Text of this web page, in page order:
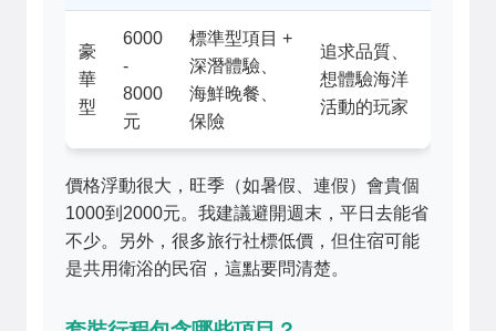
豪
華
型
6000
-
8000
元
標準型項目 +
深潛體驗、
海鮮晚餐、
保險
追求品質、
想體驗海洋
活動的玩家
價格浮動很大，旺季（如暑假、連假）會貴個
1000到2000元。我建議避開週末，平日去能省
不少。另外，很多旅行社標低價，但住宿可能
是共用衛浴的民宿，這點要問清楚。